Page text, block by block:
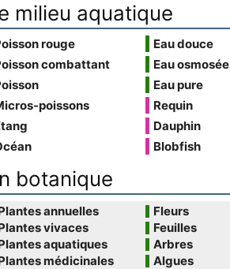
milieu aquatique
rouge
combattant
poissons
Eau douce
Eau osmosée
Eau pure
Requin
Dauphin
Blobfish
botanique
annuelles
vivaces
aquatiques
médicinales
Fleurs
Feuilles
Arbres
Algues